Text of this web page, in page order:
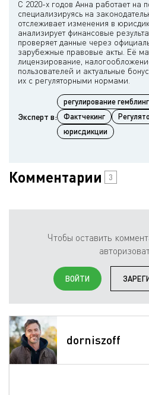
С 2020-х годов Анна работает на
специализируясь на
отслеживает изменения в
анализирует финансовые
проверяет данные через
зарубежные правовые акты. Её
лицензирование,
пользователей и актуальные
Эксперт в:
регулирование
Фактчекинг
юрисдикции
Комментарии 3
Чтобы оставить
ВОЙТИ
dorniszoff